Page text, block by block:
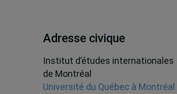
Adresse civique
Institut d’études internationales
de Montréal
Université du Québec à Montréal